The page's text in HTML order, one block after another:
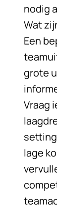
nodig
Wat
Een
grote
Vraag
lage